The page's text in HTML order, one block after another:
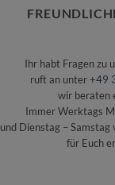
Ihr habt Fragen zu
ruft an unter+49
wir beraten
Immer Werktags
und Dienstag –
für Euch